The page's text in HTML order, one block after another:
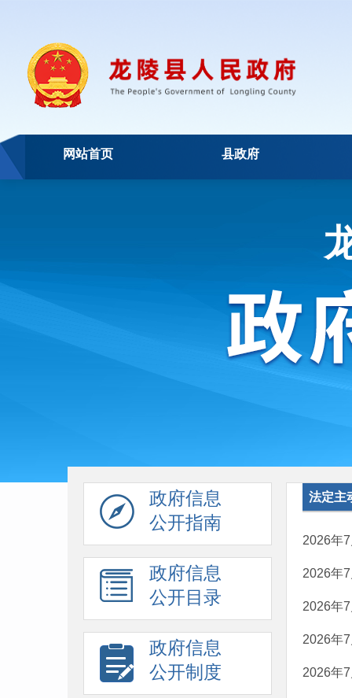
网站首页 县政府
政府信息
公开指南
政府信息
公开目录
政府信息
公开制度
法定主
2026年
2026年
2026年
2026年
2026年